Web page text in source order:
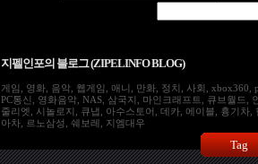
지펠인포의 블로그 (ZIPELINFO BLOG)
게임, 영화, 음악, 웹게임, 애니, 만화, 정치, 사회, xbox360,
PC통신, 영화음악, NAS, 삼국지, 마인크래프트, 큐브월드,
줄리엣, 시놀로지, 큐냅, 아수스토어, 데카, 에이블, 흉기차,
아차, 르노삼성, 쉐보레, 지엠대우
Tag